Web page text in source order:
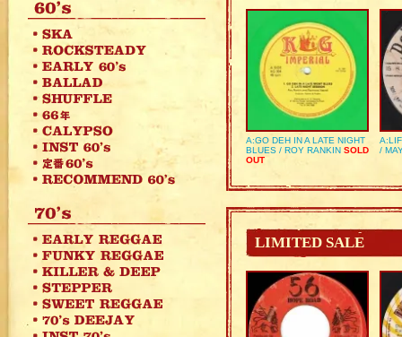
A:GO DEH IN A LATE NIGHT
BLUES / ROY RANKIN SOLD
OUT
/
LIMITED SALE